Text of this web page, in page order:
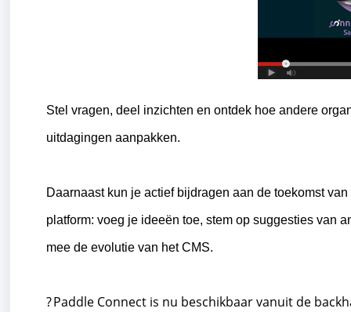
Stel vragen, deel inzichten en ontdek hoe andere
uitdagingen aanpakken.
Daarnaast kun je actief bijdragen aan de toekomst
platform: voeg je ideeën toe, stem op suggesties van
mee de evolutie van het CMS.
? Paddle Connect is nu beschikbaar vanuit de